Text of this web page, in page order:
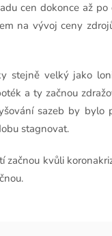
cen dokonce až
na vývoj ceny
stejně velký jako
a ty začnou
sazeb by
stagnovat.
začnou kvůli